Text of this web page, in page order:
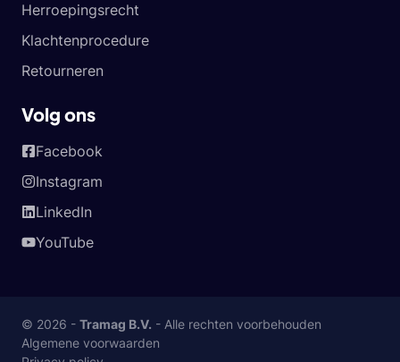
Herroepingsrecht
Klachtenprocedure
Retourneren
Volg ons
Facebook
Instagram
LinkedIn
YouTube
© 2026 - Tramag B.V. - Alle rechten voorbehouden
Algemene voorwaarden